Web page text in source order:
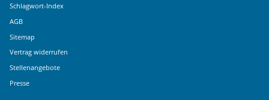
Schlagwort-Index
AGB
Sitemap
Vertrag widerrufen
Stellenangebote
Presse